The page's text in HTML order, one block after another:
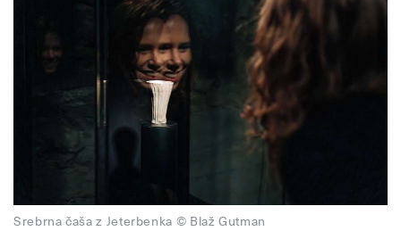
Srebrna čaša z Jeterbenka © Blaž Gutman